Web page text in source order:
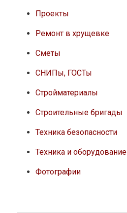
Проекты
Ремонт в хрущевке
Сметы
СНИПы, ГОСТы
Стройматериалы
Строительные бригады
Техника безопасности
Техника и оборудование
Фотографии